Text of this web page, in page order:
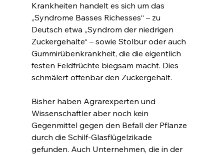
Krankheiten handelt es sich um das
„Syndrome Basses Richesses“ – zu
Deutsch etwa „Syndrom der niedrigen
Zuckergehalte“ – sowie Stolbur oder auch
Gummirübenkrankheit, die die eigentlich
festen Feldfrüchte biegsam macht. Dies
schmälert offenbar den Zuckergehalt.
Bisher haben Agrarexperten und
Wissenschaftler aber noch kein
Gegenmittel gegen den Befall der Pflanze
durch die Schilf-Glasflügelzikade
gefunden. Auch Unternehmen, die in der